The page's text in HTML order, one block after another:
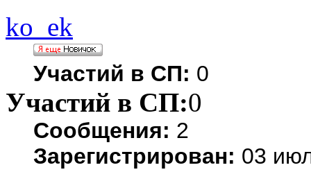
ko_ek
Участий в СП: 0
Участий в СП:0
Сообщения: 2
Зарегистрирован: 03